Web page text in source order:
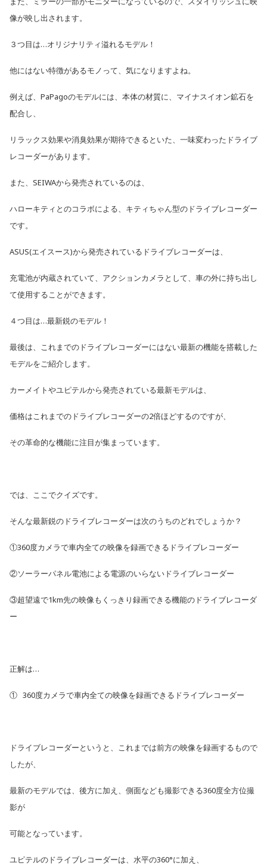
像が映し出されます。
３つ目は…オリジナリティ溢れるモデル！
他にはない特徴があるモノって、気になりますよね。
例えば、PaPagoのモデルには、 本体の材質に、マイナスイオン鉱石を
配合し、
リラックス効果や消臭効果が期待できるといた、 一味変わったドライブ
レコーダーがあります。
また、SEIWAから発売されているのは、
ハローキティとのコラボによる、 キティちゃん型のドライブレコーダー
です。
ASUS(エイスース)から発売されているドライブレコーダーは、
充電池が内蔵されていて、アクションカメラとして、 車の外に持ち出し
て使用することができます。
４つ目は…最新鋭のモデル！
最後は、これまでのドライブレコーダーにはない最新の機能を搭載した
モデルをご紹介します。
カーメイトやユピテルから発売されている最新モデルは、
価格はこれまでのドライブレコーダーの2倍ほどするのですが、
その革命的な機能に注目が集まっています。
では、ここでクイズです。
そんな最新鋭のドライブレコーダーは次のうちのどれでしょうか？
①360度カメラで車内全ての映像を録画できるドライブレコーダー
②ソーラーパネル電池による電源のいらないドライブレコーダー
③超望遠で1km先の映像もくっきり録画できる機能のドライブレコーダ
ー
正解は…
① 360度カメラで車内全ての映像を録画できるドライブレコーダー
ドライブレコーダーというと、これまでは前方の映像を録画するもので
したが、
最新のモデルでは、後方に加え、側面なども撮影できる360度全方位撮
影が
可能となっています。
ユピテルのドライブレコーダーは、水平の360°に加え、